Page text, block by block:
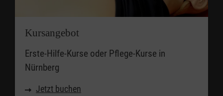
Kursangebot
Erste-Hilfe-Kurse oder Pflege-Kurse in
Nürnberg
Jetzt buchen